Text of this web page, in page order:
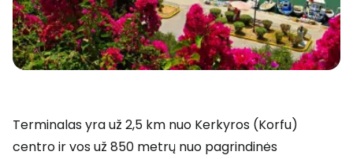
Terminalas yra už 2,5 km nuo Kerkyros (Korfu)
centro ir vos už 850 metrų nuo pagrindinės